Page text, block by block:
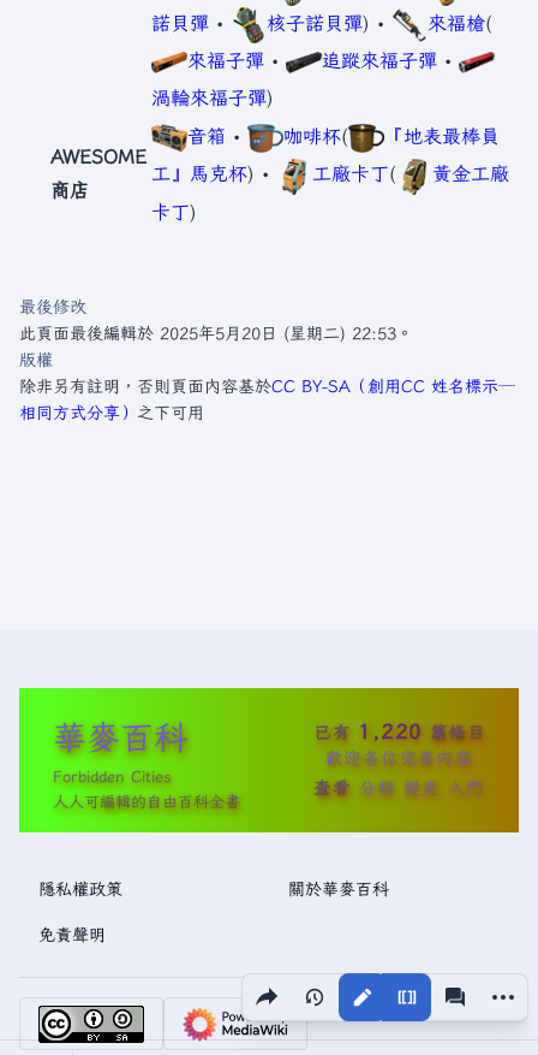
分享此頁面
視圖 更多
諾貝彈 • 核子諾貝彈) • 來福槍(
來福子彈 • 追蹤來福子彈 •
渦輪來福子彈)
AWESOME
商店
音箱 • 咖啡杯(
『地表最棒員
工』馬克杯) • 工廠卡丁(
黃金工廠
卡丁)
最後修改
此頁面最後編輯於 2025年5月20日 (星期二) 22:53。
版權
除非另有註明，否則頁面內容基於CC BY-SA（創用CC 姓名標示─
相同方式分享） 之下可用
華麥百科
Forbidden Cities
人人可編輯的自由百科全書
已有 1,220 篇條目
歡迎各位完善內容
查看 分類 變更 入門
隱私權政策 關於華麥百科
免責聲明